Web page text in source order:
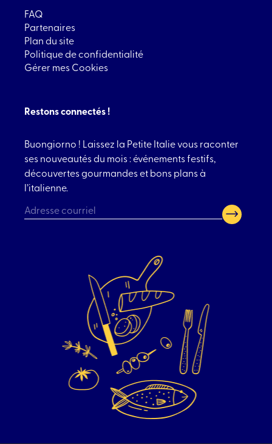
FAQ
Partenaires
Plan du site
Politique de confidentialité
Gérer mes Cookies
Restons connectés !
Buongiorno ! Laissez la Petite Italie vous raconter
ses nouveautés du mois : événements festifs,
découvertes gourmandes et bons plans à
l’italienne.